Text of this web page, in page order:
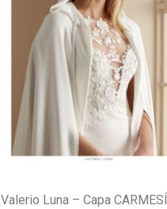
Valerio Luna – Capa CARMESÍ